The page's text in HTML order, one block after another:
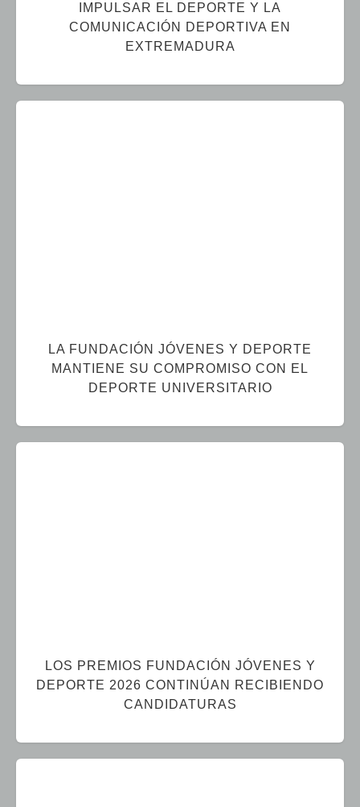
IMPULSAR EL DEPORTE Y LA
COMUNICACIÓN DEPORTIVA EN
EXTREMADURA
LA FUNDACIÓN JÓVENES Y DEPORTE
MANTIENE SU COMPROMISO CON EL
DEPORTE UNIVERSITARIO
LOS PREMIOS FUNDACIÓN JÓVENES Y
DEPORTE 2026 CONTINÚAN RECIBIENDO
CANDIDATURAS